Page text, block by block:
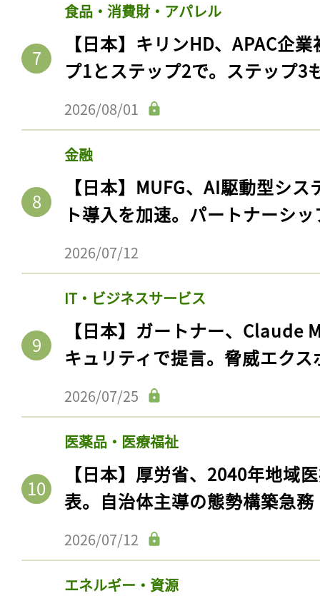
食品・消費財・アパレル
【日本】キリンHD、APAC企
プ1とステップ2で。ステップ3
2026/08/01
金融
【日本】MUFG、AI駆動型シ
ト導入を加速。パートナーシ
2026/07/12
IT・ビジネスサービス
【日本】ガートナー、Claude
キュリティで提言。脅威エク
2026/07/25
医薬品・医療福祉
【日本】厚労省、2040年地域
表。自治体主導の態勢構築急務
2026/07/12
エネルギー・資源
記事をお気に入りに
ログインが必